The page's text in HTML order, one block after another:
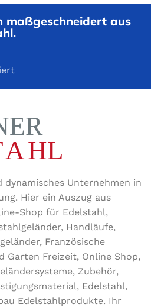
aus
dynamisches Unternehmen in
Hier ein Auszug aus
Shop für Edelstahl,
Handläufe,
Französische
Garten Freizeit, Online Shop,
Zubehör,
Edelstahl,
Edelstahlprodukte. Ihr